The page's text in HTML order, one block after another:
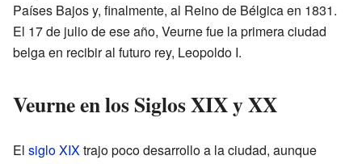
Países Bajos y, finalmente, al Reino de Bélgica en 1831.
El 17 de julio de ese año, Veurne fue la primera ciudad
belga en recibir al futuro rey, Leopoldo I.
Veurne en los Siglos XIX y XX
El siglo XIXtrajo poco desarrollo a la ciudad, aunque